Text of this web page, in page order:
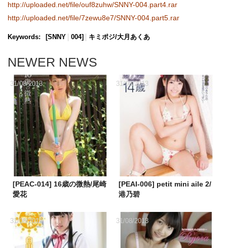
http://uploaded.net/file/ouf8zuhw/SNNY-004.part4.rar
http://uploaded.net/file/7zewu8e7/SNNY-004.part5.rar
Keywords: [SNNY 004] キミポジ/大月あくあ
NEWER NEWS
[PEAC-014] 16歳の微熱/尾崎
愛花
31/08/2013
[PEAI-006] petit mini aile 2/
港乃碧
31/08/2013
31/08/2013 31/08/2013